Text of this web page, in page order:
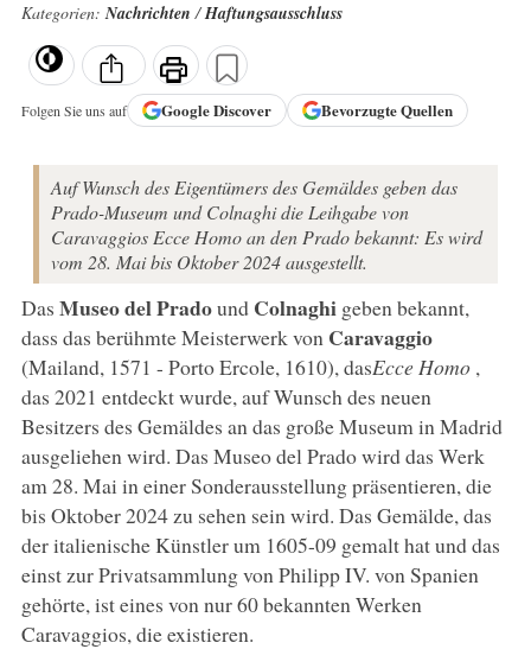
Kategorien:Nachrichten/Haftungsausschluss
Folgen Sie uns auf GoogleDiscover Bevorzugte Quellen
Auf Wunsch des Eigentümers des Gemäldes geben das
Prado-Museum und Colnaghi die Leihgabe von
Caravaggios Ecce Homo an den Prado bekannt: Es wird
vom 28. Mai bis Oktober 2024 ausgestellt.
Das Museo del Pradound Colnaghi geben bekannt,
dass das berühmte Meisterwerk von Caravaggio
(Mailand, 1571 - Porto Ercole, 1610), dasEcce Homo ,
das 2021 entdeckt wurde, auf Wunsch des neuen
Besitzers des Gemäldes an das große Museum in Madrid
ausgeliehen wird. Das Museo del Prado wird das Werk
am 28. Mai in einer Sonderausstellung präsentieren, die
bis Oktober 2024 zu sehen sein wird. Das Gemälde, das
der italienische Künstler um 1605-09 gemalt hat und das
einst zur Privatsammlung von Philipp IV. von Spanien
gehörte, ist eines von nur 60 bekannten Werken
Caravaggios, die existieren.